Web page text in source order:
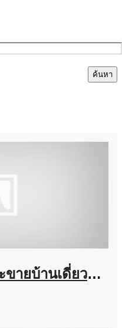
ค้นหา
รหัสC7251 ให้เช่าและขายบ้านเดี่ยวหมู่บ้านแกรนดิโอ ลาดพร้าว-เกษตรนวมินทร์ บ้านตกแต่งสวยพร้อมอยู่